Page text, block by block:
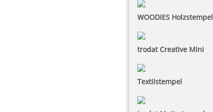
WOODIES Holzstempel
trodat Creative Mini
Textilstempel